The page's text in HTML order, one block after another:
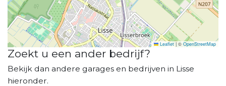
Leaflet | ©OpenStreetMap
Zoekt u een ander bedrijf?
Bekijk dan andere garages en bedrijven in Lisse
hieronder.